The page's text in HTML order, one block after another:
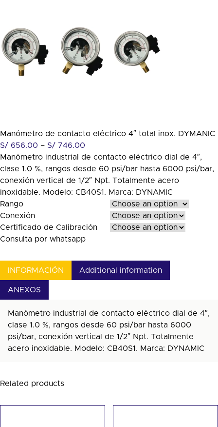
Manómetro de contacto eléctrico 4″ total inox. DYMANIC
S/ 656.00 – S/ 746.00
Manómetro industrial de contacto eléctrico dial de 4″,
clase 1.0 %, rangos desde 60 psi/bar hasta 6000 psi/bar,
conexión vertical de 1/2″ Npt. Totalmente acero
inoxidable. Modelo: CB40S1. Marca: DYNAMIC
Rango
Conexión
Certificado de Calibración
Consulta por whatsapp
INFORMACIÓN Additional information
ANEXOS
Manómetro industrial de contacto eléctrico dial de 4″,
clase 1.0 %, rangos desde 60 psi/bar hasta 6000
psi/bar, conexión vertical de 1/2″ Npt. Totalmente
acero inoxidable. Modelo: CB40S1. Marca: DYNAMIC
Related products